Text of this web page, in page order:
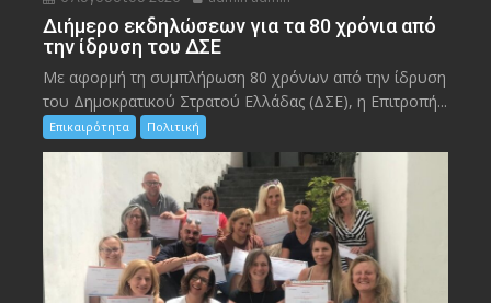
Διήμερο εκδηλώσεων για τα 80 χρόνια από
την ίδρυση του ΔΣΕ
Με αφορμή τη συμπλήρωση 80 χρόνων από την ίδρυση
του Δημοκρατικού Στρατού Ελλάδας (ΔΣΕ), η Επιτροπή...
Επικαιρότητα Πολιτική